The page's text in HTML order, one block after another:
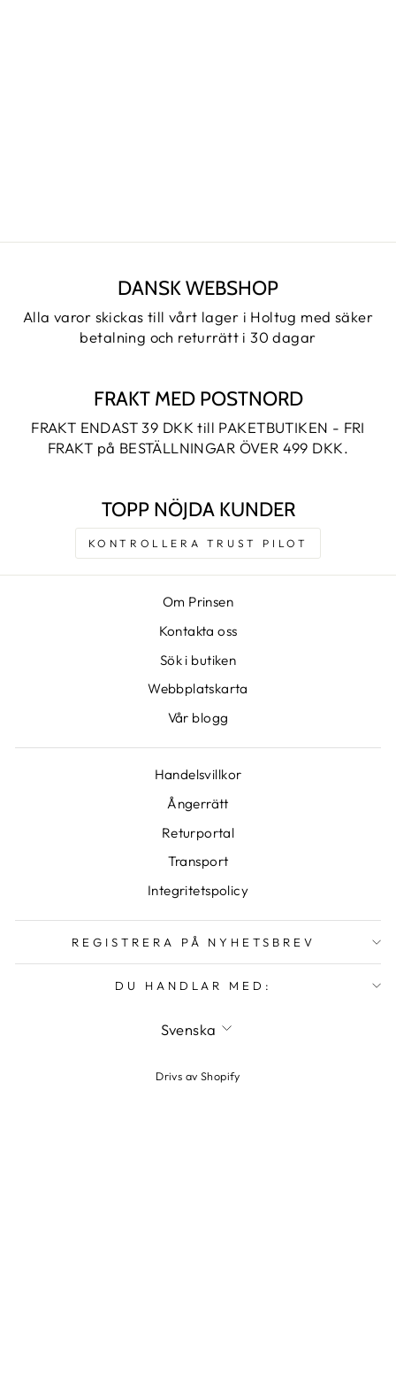
DANSK WEBSHOP
Alla varor skickas till vårt lager i Holtug med säker
betalning och returrätt i 30 dagar
FRAKT MED POSTNORD
FRAKT ENDAST 39 DKK till PAKETBUTIKEN - FRI
FRAKT på BESTÄLLNINGAR ÖVER 499 DKK.
TOPP NÖJDA KUNDER
KONTROLLERA TRUST PILOT
Om Prinsen
Kontakta oss
Sök i butiken
Webbplatskarta
Vår blogg
Handelsvillkor
Ångerrätt
Returportal
Transport
Integritetspolicy
REGISTRERA PÅ NYHETSBREV
DU HANDLAR MED:
SPRÅK
Svenska
Drivs av Shopify